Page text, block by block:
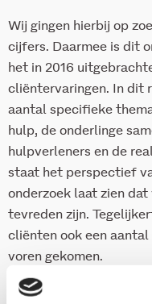
Wij gingen hierbij op
cijfers. Daarmee is dit
het in 2016
cliëntervaringen. In dit
aantal specifieke
hulp, de onderlinge
hulpverleners en de
staat het perspectief
onderzoek laat zien
tevreden zijn.
cliënten ook een
voren gekomen.